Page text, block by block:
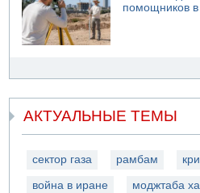
помощников
АКТУАЛЬНЫЕ ТЕМЫ
сектор газа рамбам
война в иране моджтаба